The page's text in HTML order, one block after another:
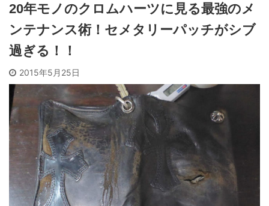
20年モノのクロムハーツに見る最強のメ
ンテナンス術！セメタリーパッチがシブ
過ぎる！！
2015年5月25日